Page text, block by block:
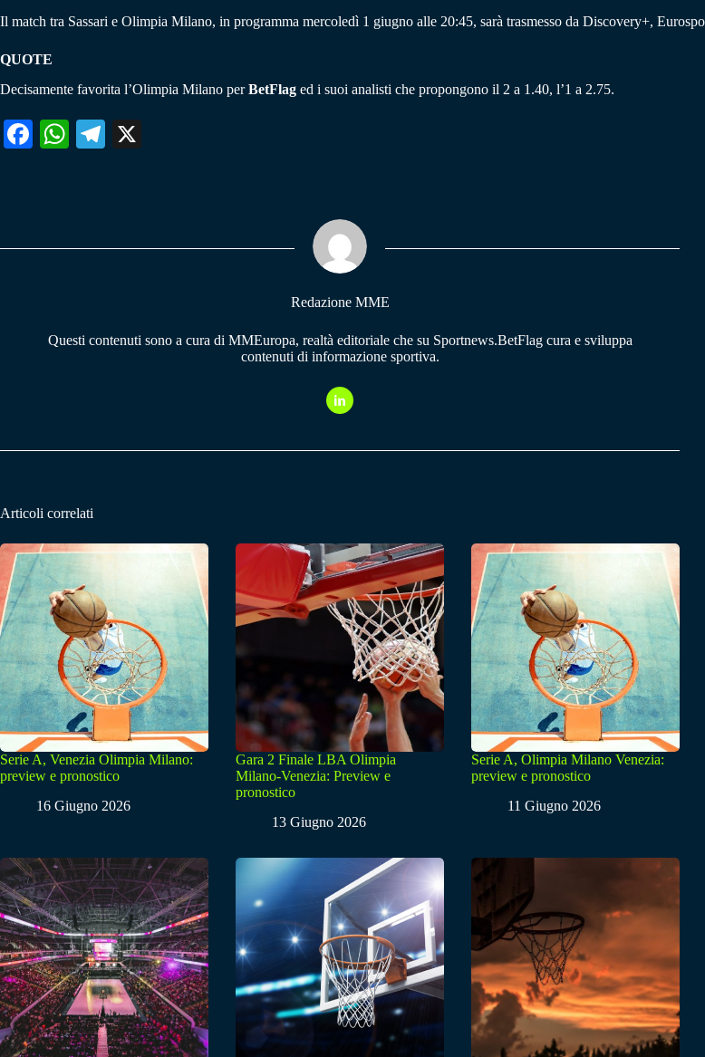
Il match tra Sassari e Olimpia Milano, in programma mercoledì 1 giugno alle 20:45, sarà trasmesso da Discovery+,
QUOTE
Decisamente favorita l’Olimpia Milano perBetFlag ed i suoi analisti che propongono il 2 a 1.40, l’1 a 2.75.
Fa W
pp
Te
m
Redazione MME
Questi contenuti sono a cura di MMEuropa, realtà editoriale che su Sportnews.BetFlag cura e sviluppa
contenuti di informazione sportiva.
Articoli correlati
Serie A, Venezia Olimpia Milano:
preview e pronostico
16 Giugno 2026
Gara 2 Finale LBA Olimpia
Milano-Venezia: Preview e
pronostico
13 Giugno 2026
Serie A, Olimpia Milano Venezia:
preview e pronostico
11 Giugno 2026